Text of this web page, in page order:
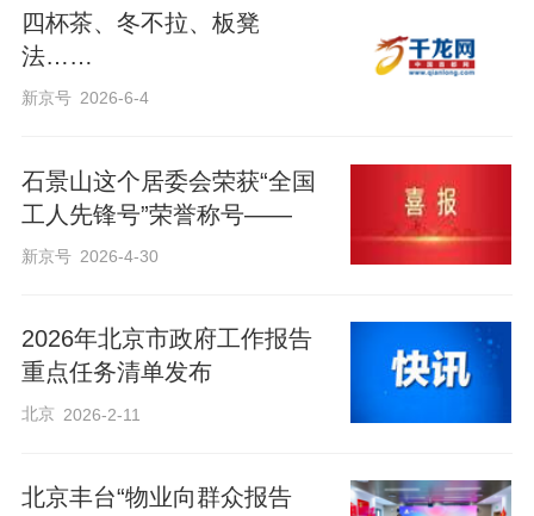
四杯茶、冬不拉、板凳
法……
新京号 2026-6-4
石景山这个居委会荣获“全国
工人先锋号”荣誉称号——
新京号 2026-4-30
2026年北京市政府工作报告
重点任务清单发布
北京 2026-2-11
北京丰台“物业向群众报告